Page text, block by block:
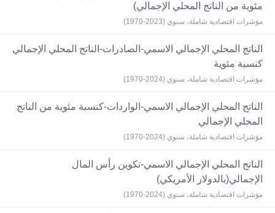
مئوية من الناتج المحلي الإجمالي)
مؤشرات اقتصادية شاملة، سنوي (2023-1970)
الناتج المحلي الإجمالي الاسمي-الصادرات-الناتج المحلي الإجمالي
كنسبة مئوية
مؤشرات اقتصادية شاملة، سنوي (2024-1970)
الناتج المحلي الإجمالي الاسمي-الواردات-كنسبة مئوية من الناتج
المحلي الإجمالي
مؤشرات اقتصادية شاملة، سنوي (2024-1970)
الناتج المحلي الإجمالي الاسمي-تكوين رأس المال
الإجمالي(بالدولار الأمريكي)
مؤشرات اقتصادية شاملة، سنوي (2024-1970)